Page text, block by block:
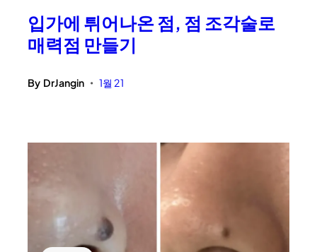
입가에 튀어나온 점, 점 조각술로
매력점 만들기
By DrJangin • 1월 21